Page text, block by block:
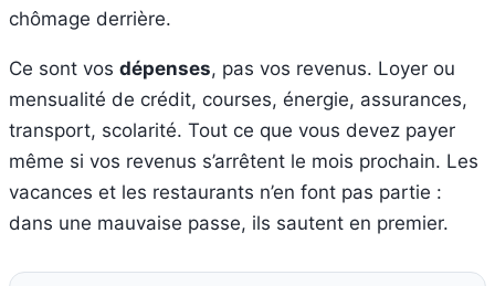
chômage derrière.
Ce sont vos dépenses, pas vos revenus. Loyer ou
mensualité de crédit, courses, énergie, assurances,
transport, scolarité. Tout ce que vous devez payer
même si vos revenus s’arrêtent le mois prochain. Les
vacances et les restaurants n’en font pas partie :
dans une mauvaise passe, ils sautent en premier.